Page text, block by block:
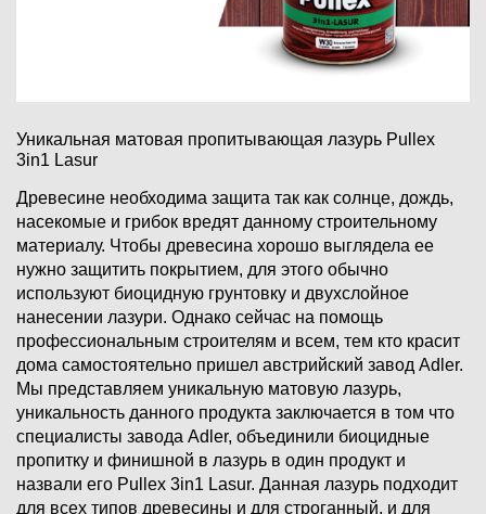
Уникальная матовая пропитывающая лазурь Pullex
3in1 Lasur
Древесине необходима защита так как солнце, дождь,
насекомые и грибок вредят данному строительному
материалу. Чтобы древесина хорошо выглядела ее
нужно защитить покрытием, для этого обычно
используют биоцидную грунтовку и двухслойное
нанесении лазури. Однако сейчас на помощь
профессиональным строителям и всем, тем кто красит
дома самостоятельно пришел австрийский завод Adler.
Мы представляем уникальную матовую лазурь,
уникальность данного продукта заключается в том что
специалисты завода Adler, объединили биоцидные
пропитку и финишной в лазурь в один продукт и
назвали его Pullex 3in1 Lasur. Данная лазурь подходит
для всех типов древесины и для строганный, и для